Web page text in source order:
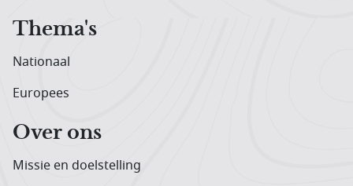
Thema's
Nationaal
Europees
Over ons
Missie en doelstelling